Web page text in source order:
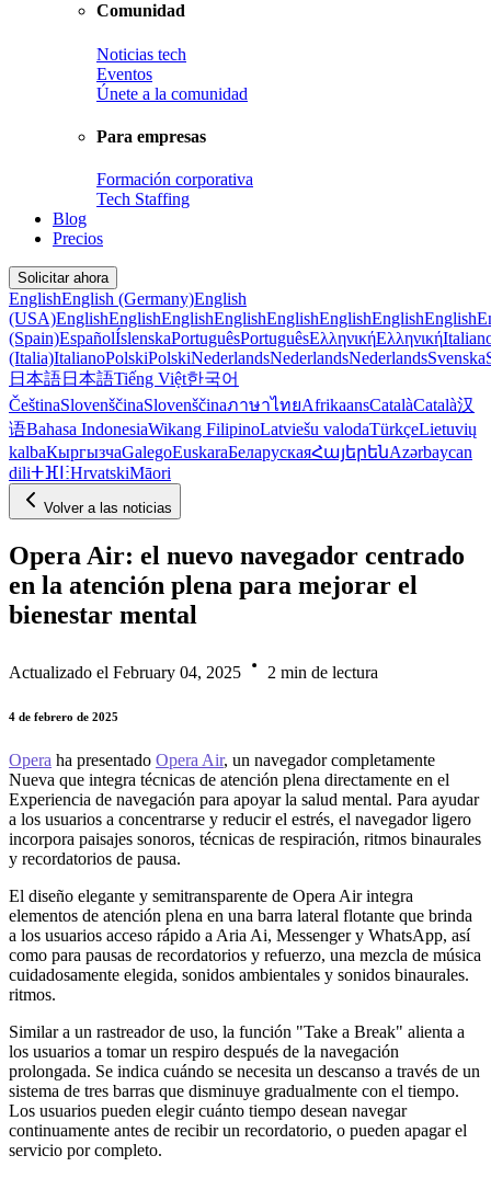
Comunidad
Noticias tech
Eventos
Únete a la comunidad
Para empresas
Formación corporativa
Tech Staffing
Blog
Precios
Solicitar ahora
EnglishEnglish (Germany)English
(USA)EnglishEnglishEnglishEnglishEnglishEnglishEnglishEnglish
(Spain)EspañolÍslenskaPortuguêsPortuguêsΕλληνικήΕλληνική
(Italia)ItalianoPolskiPolskiNederlandsNederlandsNederlandsSvenska
日本語日本語Tiếng Việt한국어
ČeštinaSlovenščinaSlovenščinaภาษาไทยAfrikaansCatalàCatalà汉
语Bahasa IndonesiaWikang FilipinoLatviešu valodaTürkçeLietuvių
kalbaКыргызчаGalegoEuskaraБеларускаяՀայերենAzərbaycan
diliⵜⴼⵏⵗHrvatskiMāori
Volver a las noticias
Opera Air: el nuevo navegador centrado
en la atención plena para mejorar el
bienestar mental
Actualizado el February 04, 2025 2 min de lectura
4 de febrero de 2025
Opera ha presentado Opera Air, un navegador completamente
Nueva que integra técnicas de atención plena directamente en el
Experiencia de navegación para apoyar la salud mental. Para ayudar
a los usuarios a concentrarse y reducir el estrés, el navegador ligero
incorpora paisajes sonoros, técnicas de respiración, ritmos binaurales
y recordatorios de pausa.
El diseño elegante y semitransparente de Opera Air integra
elementos de atención plena en una barra lateral flotante que brinda
a los usuarios acceso rápido a Aria Ai, Messenger y WhatsApp, así
como para pausas de recordatorios y refuerzo, una mezcla de música
cuidadosamente elegida, sonidos ambientales y sonidos binaurales.
ritmos.
Similar a un rastreador de uso, la función "Take a Break" alienta a
los usuarios a tomar un respiro después de la navegación
prolongada. Se indica cuándo se necesita un descanso a través de un
sistema de tres barras que disminuye gradualmente con el tiempo.
Los usuarios pueden elegir cuánto tiempo desean navegar
continuamente antes de recibir un recordatorio, o pueden apagar el
servicio por completo.